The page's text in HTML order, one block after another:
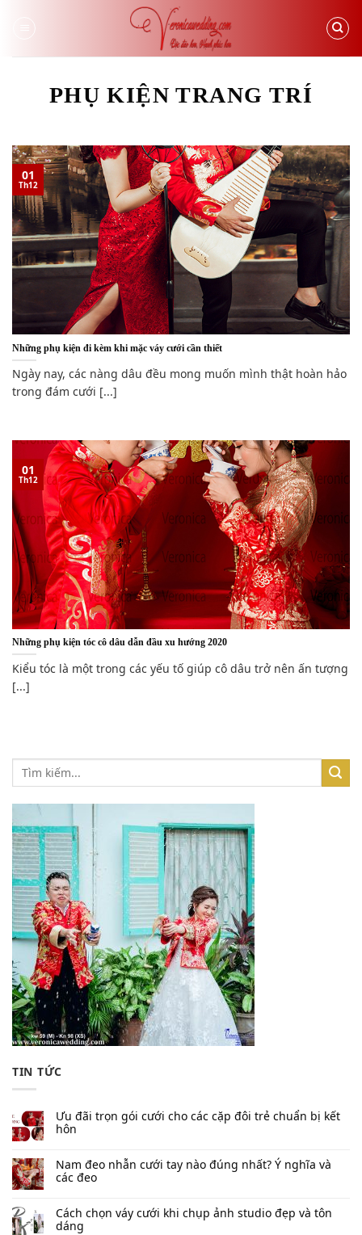
PHỤ KIỆN TRANG TRÍ
Những phụ kiện đi kèm khi mặc váy cưới cần thiết
Ngày nay, các nàng dâu đều mong muốn mình thật hoàn hảo
trong đám cưới [...]
01
Th12
Những phụ kiện tóc cô dâu dẫn đầu xu hướng 2020
Kiểu tóc là một trong các yếu tố giúp cô dâu trở nên ấn tượng
[...]
01
Th12
TIN TỨC
Ưu đãi trọn gói cưới cho các cặp đôi trẻ chuẩn bị kết
hôn
Nam đeo nhẫn cưới tay nào đúng nhất​? Ý nghĩa và
các đeo
Cách chọn váy cưới khi chụp ảnh studio đẹp và tôn
dáng